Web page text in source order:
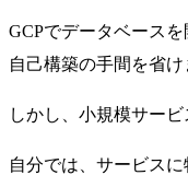
GCPでデータベース
自己構築の手間を省け
しかし、小規模サー
自分では、サービス